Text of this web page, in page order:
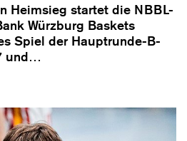
Heimsieg startet die NBBL-
Würzburg Baskets
Spiel der Hauptrunde-B-
und…